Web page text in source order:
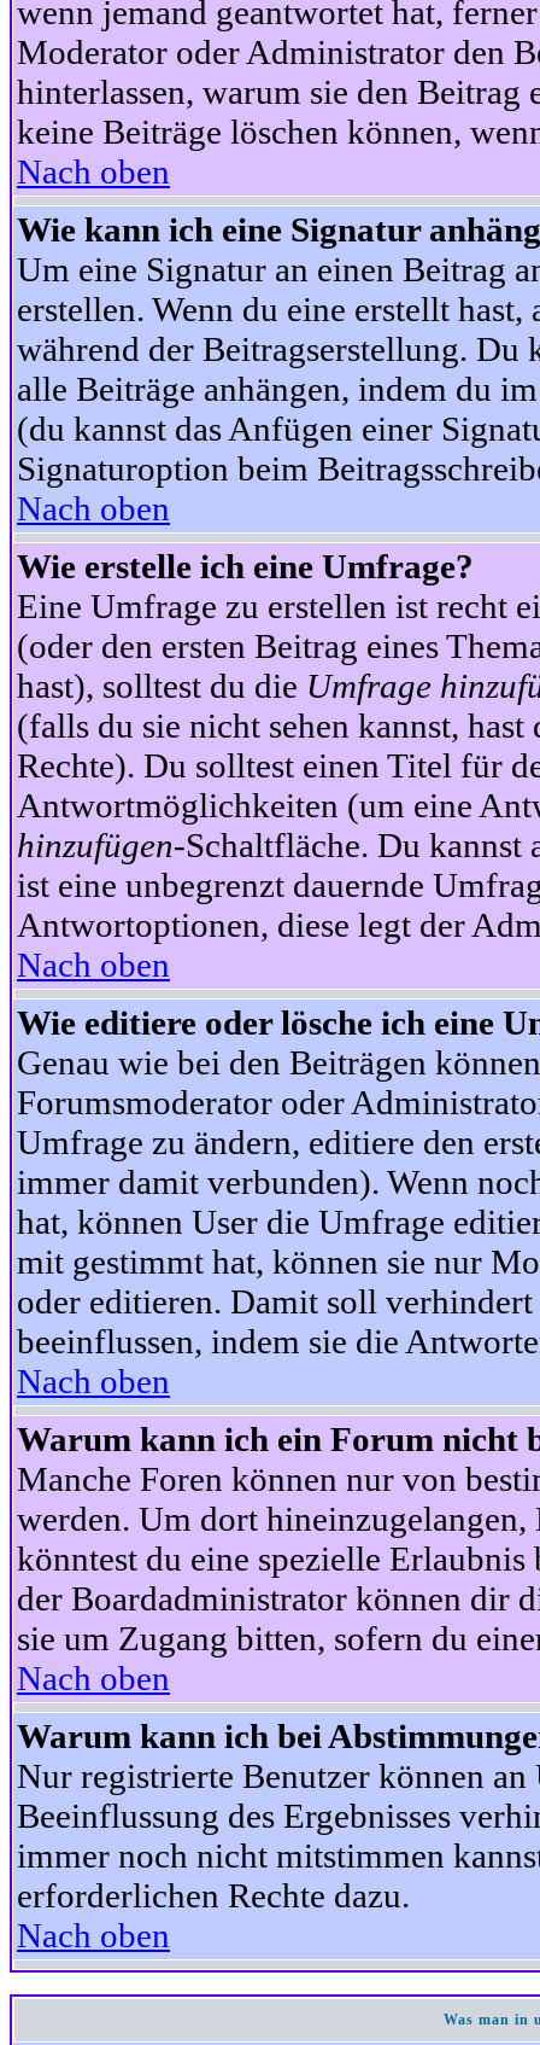
wenn jemand geantwortet hat,
Moderator oder Administrator den
hinterlassen, warum sie den Beitrag
keine Beiträge löschen können,
Nach oben
Wie kann ich eine Signatur
Um eine Signatur an einen Beitrag
erstellen. Wenn du eine erstellt
während der Beitragserstellung. Du
alle Beiträge anhängen, indem du
(du kannst das Anfügen einer
Signaturoption beim
Nach oben
Wie erstelle ich eine Umfrage?
Eine Umfrage zu erstellen ist recht
(oder den ersten Beitrag eines
hast), solltest du die Umfrage
(falls du sie nicht sehen kannst,
Rechte). Du solltest einen Titel für
Antwortmöglichkeiten (um eine
hinzufügen-Schaltfläche. Du
ist eine unbegrenzt dauernde
Antwortoptionen, diese legt der
Nach oben
Wie editiere oder lösche ich eine
Genau wie bei den Beiträgen
Forumsmoderator oder
Umfrage zu ändern, editiere den
immer damit verbunden). Wenn
hat, können User die Umfrage
mit gestimmt hat, können sie nur
oder editieren. Damit soll
beeinflussen, indem sie die
Nach oben
Warum kann ich ein Forum nicht
Manche Foren können nur von
werden. Um dort hineinzugelangen,
könntest du eine spezielle
der Boardadministrator können dir
sie um Zugang bitten, sofern du
Nach oben
Warum kann ich bei
Nur registrierte Benutzer können
Beeinflussung des Ergebnisses
immer noch nicht mitstimmen
erforderlichen Rechte dazu.
Nach oben
Was man in